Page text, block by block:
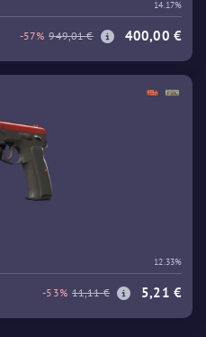
14.17%
-57% 949,01 € 400,00 €
12.33%
-53% 11,11 € 5,21 €